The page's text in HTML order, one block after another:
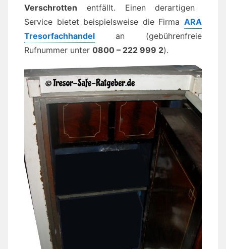
Verschrotten entfällt. Einen derartigen
Service bietet beispielsweise die Firma ARA
Tresorfachhandel
an (gebührenfreie
Rufnummer unter 0800 – 222 999 2).